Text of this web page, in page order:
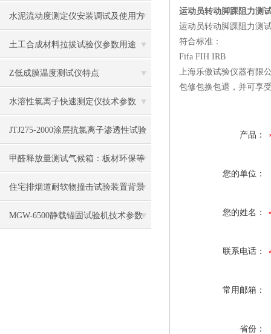
水泥流动度测定仪安装调试及使用方
法
土工合成材料拉拔试验仪参数用途
Z低成膜温度测试仪特点
水溶性氯离子快速测定仪技术参数
JTJ275-2000涂层抗氯离子渗透性试验
装置技术参数
甲醛释放量测试气候箱：板材环保等
级判定的“金标准”
住宅排烟道耐软物撞击试验装置背景
技术目的
MGW-6500静载锚固试验机技术参数
运动员转动脚踝阻力测
运动员转动脚踝阻力测
符合标准：
Fifa FIH IRB
上海乐傲试验仪器有限
包修包换包退，并可享
产品：
您的单位：
您的姓名：
联系电话：
常用邮箱：
省份：